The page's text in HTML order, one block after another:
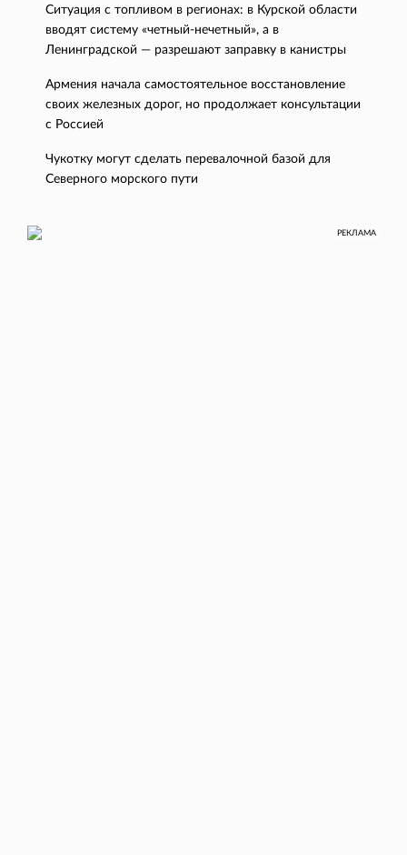
Ситуация с топливом в регионах: в Курской области
вводят систему «четный-нечетный», а в
Ленинградской — разрешают заправку в канистры
Армения начала самостоятельное восстановление
своих железных дорог, но продолжает консультации
с Россией
Чукотку могут сделать перевалочной базой для
Северного морского пути
РЕКЛАМА